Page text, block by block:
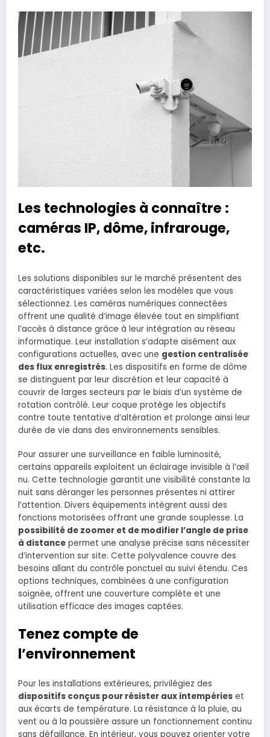
Les technologies à connaître :
caméras IP, dôme, infrarouge,
etc.
Les solutions disponibles sur le marché présentent des
caractéristiques variées selon les modèles que vous
sélectionnez. Les caméras numériques connectées
offrent une qualité d’image élevée tout en simplifiant
l’accès à distance grâce à leur intégration au réseau
informatique. Leur installation s’adapte aisément aux
configurations actuelles, avec une gestion centralisée
des flux enregistrés. Les dispositifs en forme de dôme
se distinguent par leur discrétion et leur capacité à
couvrir de larges secteurs par le biais d’un système de
rotation contrôlé. Leur coque protège les objectifs
contre toute tentative d’altération et prolonge ainsi leur
durée de vie dans des environnements sensibles.
Pour assurer une surveillance en faible luminosité,
certains appareils exploitent un éclairage invisible à l’œil
nu. Cette technologie garantit une visibilité constante la
nuit sans déranger les personnes présentes ni attirer
l’attention. Divers équipements intègrent aussi des
fonctions motorisées offrant une grande souplesse. La
possibilité de zoomer et de modifier l’angle de prise
à distance permet une analyse précise sans nécessiter
d’intervention sur site. Cette polyvalence couvre des
besoins allant du contrôle ponctuel au suivi étendu. Ces
options techniques, combinées à une configuration
soignée, offrent une couverture complète et une
utilisation efficace des images captées.
Tenez compte de
l’environnement
Pour les installations extérieures, privilégiez des
dispositifs conçus pour résister aux intempéries et
aux écarts de température. La résistance à la pluie, au
vent ou à la poussière assure un fonctionnement continu
sans défaillance. En intérieur, vous pouvez orienter votre